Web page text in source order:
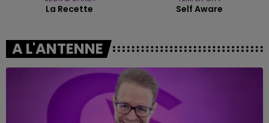
La Recette Self Aware
A L'ANTENNE